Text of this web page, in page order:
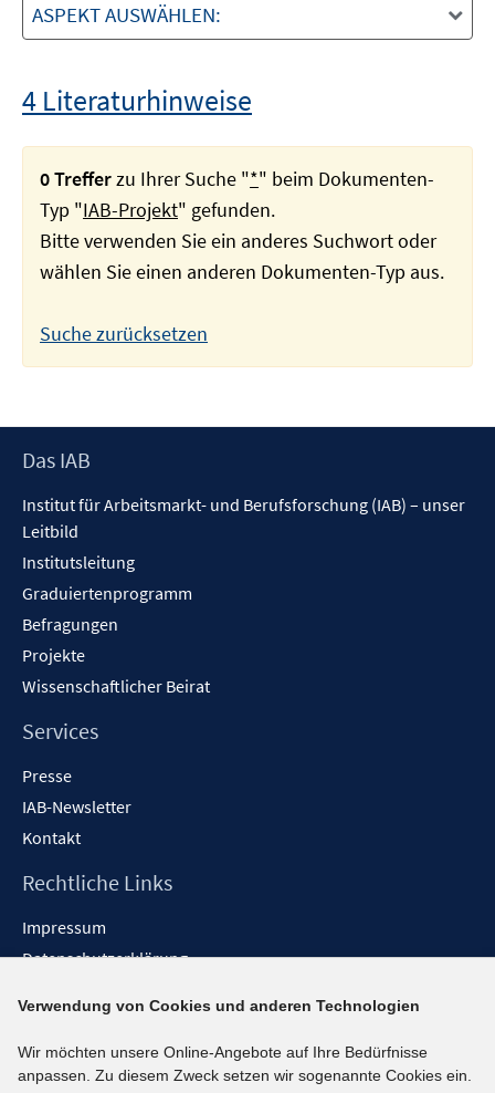
ASPEKT AUSWÄHLEN:
4 Literaturhinweise
0 Trefferzu Ihrer Suche "*" beim Dokumenten-
Typ "IAB-Projekt" gefunden.
Bitte verwenden Sie ein anderes Suchwort oder
wählen Sie einen anderen Dokumenten-Typ aus.
Suche zurücksetzen
Footer
Das IAB
Institut für Arbeitsmarkt- und Berufsforschung (IAB) – unser
Leitbild
Institutsleitung
Graduiertenprogramm
Befragungen
Projekte
Wissenschaftlicher Beirat
Services
Presse
IAB-Newsletter
Kontakt
Rechtliche Links
Impressum
Datenschutzerklärung
Barrieren melden
Social-Media-Kanäle
Verwendung von Cookies und anderen Technologien
Wir möchten unsere Online-Angebote auf Ihre Bedürfnisse
anpassen. Zu diesem Zweck setzen wir sogenannte Cookies ein.